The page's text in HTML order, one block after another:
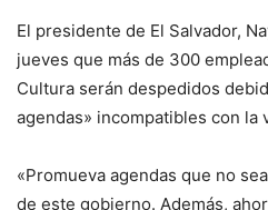
El presidente de El Salvador,
jueves que más de 300
Cultura serán despedidos
agendas» incompatibles con la
«Promueva agendas que no
de este gobierno. Además,